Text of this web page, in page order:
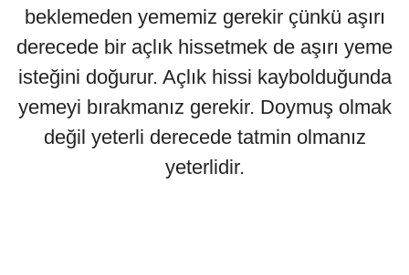
beklemeden yememiz gerekir çünkü aşırı
derecede bir açlık hissetmek de aşırı yeme
isteğini doğurur. Açlık hissi kaybolduğunda
yemeyi bırakmanız gerekir. Doymuş olmak
değil yeterli derecede tatmin olmanız
yeterlidir.